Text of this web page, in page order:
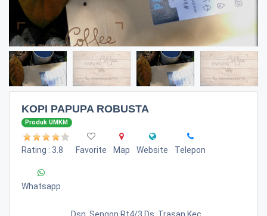
KOPI PAPUPA ROBUSTA
Produk UMKM
Rating : 3.8 Favorite Map Website Telepon
Whatsapp
Dsn. Sengon Rt4/3 Ds. Trasan Kec.